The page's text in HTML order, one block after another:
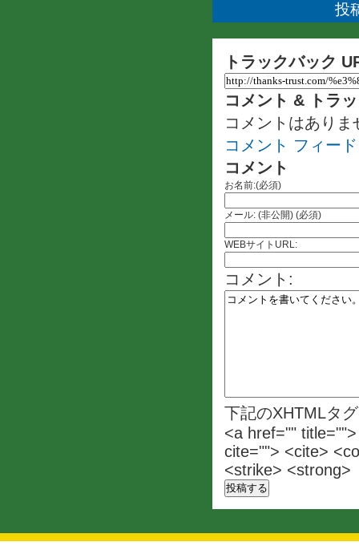
投
トラックバック
コメント & トラ
コメントはありま
コメント フィード
コメント
お名前:(必須)
メール: (非公開) (必須)
WEBサイトURL:
コメント:
下記のXHTMLタ
<a href=""
cite=""> <cite>
<strike> <strong>